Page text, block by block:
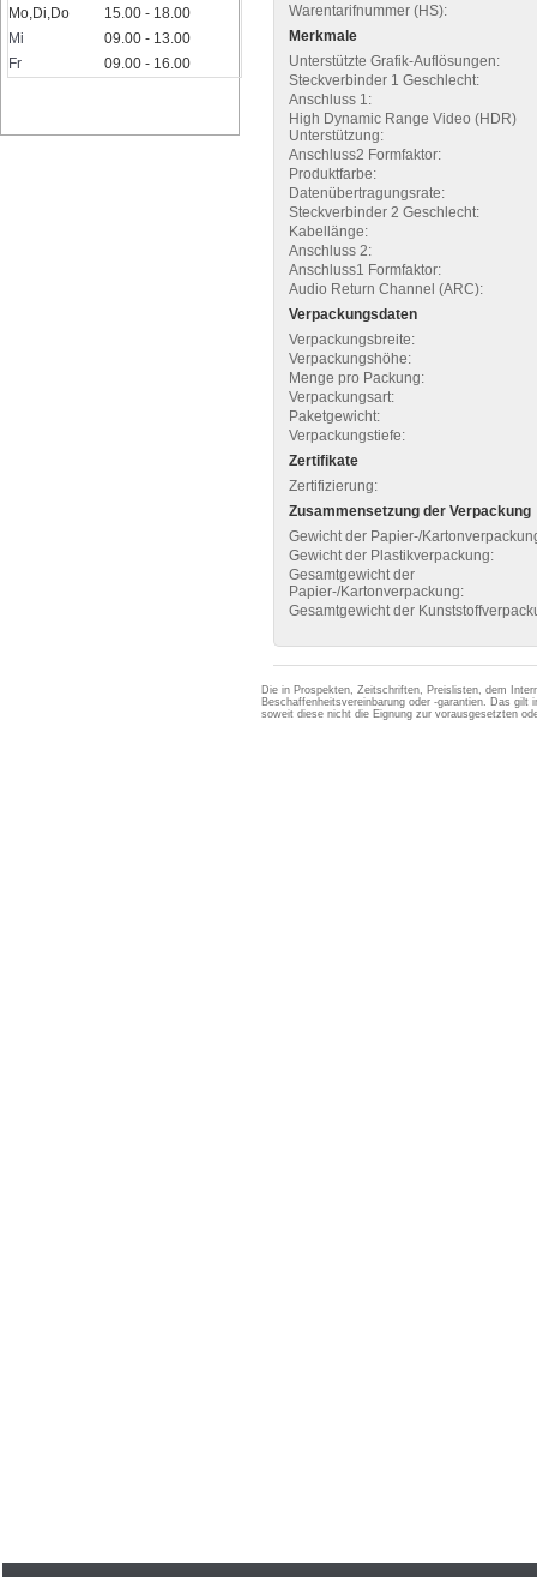
Mo,Di,Do
15.00 - 18.00
Mi
09.00 - 13.00
Fr
09.00 - 16.00
Warentarifnummer (HS):
Merkmale
Unterstützte Grafik-Auflösungen:
Steckverbinder 1 Geschlecht:
Anschluss 1:
High Dynamic Range Video (HDR)
Unterstützung:
Anschluss2 Formfaktor:
Produktfarbe:
Datenübertragungsrate:
Steckverbinder 2 Geschlecht:
Kabellänge:
Anschluss 2:
Anschluss1 Formfaktor:
Audio Return Channel (ARC):
Verpackungsdaten
Verpackungsbreite:
Verpackungshöhe:
Menge pro Packung:
Verpackungsart:
Paketgewicht:
Verpackungstiefe:
Zertifikate
Zertifizierung:
Zusammensetzung der Verpackung
Gewicht der Papier-/
Gewicht der Plastikverpackung:
Gesamtgewicht der
Papier-/Kartonverpackung:
Gesamtgewicht der
Die in Prospekten, Zeitschriften, Preislisten, dem
Beschaffenheitsvereinbarung oder -garantien. Das
soweit diese nicht die Eignung zur vorausgesetzten